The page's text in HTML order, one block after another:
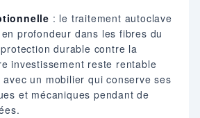
: le traitement autoclave
profondeur dans les fibres du
durable contre la
investissement reste rentable
un mobilier qui conserve ses
et mécaniques pendant de